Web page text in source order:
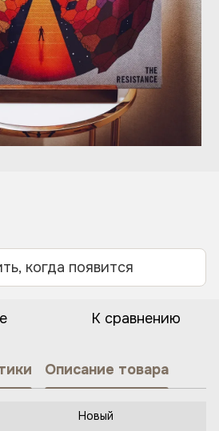
когда появится
К сравнению
Описание товара
Новый